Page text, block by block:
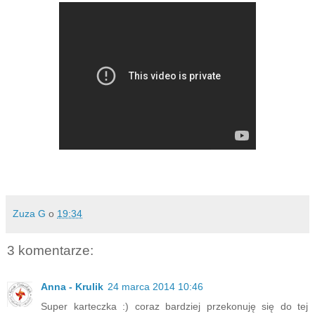
Zuza G o 19:34
3 komentarze:
Anna - Krulik 24 marca 2014 10:46
Super karteczka :) coraz bardziej przekonuję się do tej